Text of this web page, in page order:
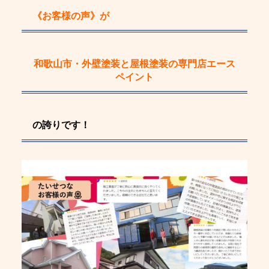
《お客様の声》 が
和歌山市・外壁塗装と屋根塗装の専門店エース
ペイント
の誇りです！